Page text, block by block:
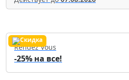
Rendez Vous
-25% на все!